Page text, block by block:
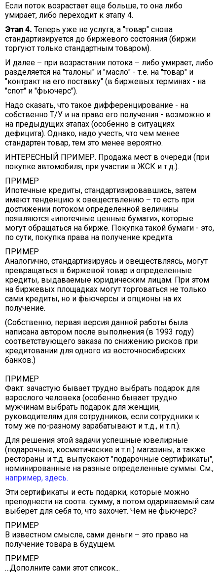
Если поток возрастает еще больше, то она либо
умирает, либо переходит к этапу 4.
Этап 4. Теперь уже не услуга, а "товар" снова
стандартизируется до биржевого состояния (биржи
торгуют только стандартным товаром).
И далее – при возрастании потока – либо умирает, либо
разделяется на "талоны" и "масло" - т.е. на "товар" и
"контракт на его поставку" (в биржевых терминах - на
"спот" и "фьючерс").
Надо сказать, что такое дифференцирование - на
собственно Т/У и на право его получения - возможно и
на предыдущих этапах (особенно в ситуациях
дефицита). Однако, надо учесть, что чем менее
стандартен товар, тем это менее вероятно.
ИНТЕРЕСНЫЙ ПРИМЕР. Продажа мест в очереди (при
покупке автомобиля, при участии в ЖСК и т.д.).
ПРИМЕР
Ипотечные кредиты, стандартизировавшись, затем
имеют тенденцию к овеществлению – то есть при
достижении потоком определенной величины
появляются «ипотечные ценные бумаги», которые
могут обращаться на бирже. Покупка такой бумаги - это,
по сути, покупка права на получение кредита.
ПРИМЕР
Аналогично, стандартизируясь и овеществляясь, могут
превращаться в биржевой товар и определенные
кредиты, выдаваемые юридическим лицам. При этом
на биржевых площадках могут торговаться не только
сами кредиты, но и фьючерсы и опционы на их
получение.
(Собственно, первая версия данной работы была
написана автором после выполнения (в 1993 году)
соответствующего заказа по снижению рисков при
кредитовании для одного из восточносибирских
банков.)
ПРИМЕР
Факт: зачастую бывает трудно выбрать подарок для
взрослого человека (особенно бывает трудно
мужчинам выбрать подарок для женщин,
руководителям для сотрудников, если сотрудники к
тому же по-разному зарабатывают и т.д., и т.п.).
Для решения этой задачи успешные ювелирные
(подарочные, косметические и т.п.) магазины, а также
рестораны и т.д. выпускают "подарочные сертификаты",
номинированные на разные определенные суммы. См.,
например, здесь.
Эти сертификаты и есть подарки, которые можно
преподнести на соотв. сумму, а потом одариваемый сам
выберет для себя то, что захочет. Чем не фьючерс?
ПРИМЕР
В известном смысле, сами деньги – это право на
получение товара в будущем.
ПРИМЕР
…Дополните сами этот список...